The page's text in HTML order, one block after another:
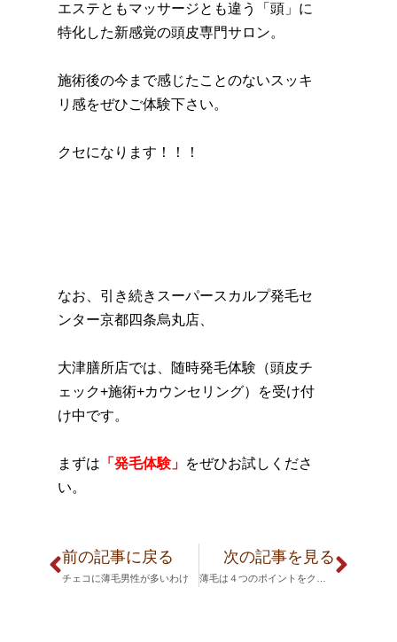
エステともマッサージとも違う「頭」に
特化した新感覚の頭皮専門サロン。
施術後の今まで感じたことのないスッキ
リ感をぜひご体験下さい。
クセになります！！！
なお、引き続きスーパースカルプ発毛セ
ンター京都四条烏丸店、
大津膳所店では、随時発毛体験（頭皮チ
ェック+施術+カウンセリング）を受け付
け中です。
まずは 「発毛体験」 をぜひお試しくださ
い。
前の記事に戻る
チェコに薄毛男性が多いわけ
次の記事を見る
薄毛は４つのポイントをクリアすれば改善できる！